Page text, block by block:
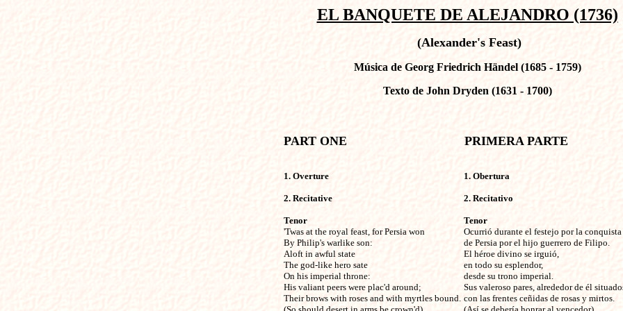
EL BANQUETE DE ALEJANDRO (1736)
(Alexander's Feast)
Música de Georg Friedrich Händel (1685 - 1759)
Texto de John Dryden (1631 - 1700)
1. Overture
2. Recitative
Tenor
'Twas at the royal feast, for Persia won
By Philip's warlike son:
Aloft in awful state
The god-like hero sate
On his imperial throne:
His valiant peers were plac'd around;
Their brows with roses and with myrtles bound.
1. Obertura
2. Recitativo
Tenor
Ocurrió durante el festejo por la conquista
de Persia por el hijo guerrero de Filipo.
El héroe divino se irguió,
en todo su esplendor,
desde su trono imperial.
Sus valeroso pares, alrededor de él
con las frentes ceñidas de rosas y mirtos.